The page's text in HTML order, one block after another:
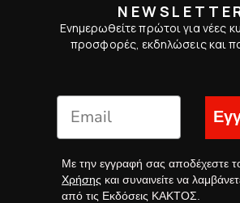
Ενημερωθείτε πρώτοι για νέες
προσφορές, εκδηλώσεις και
Με την εγγραφή σας αποδέχεστε
Χρήσης και συναινείτε να
από τις Εκδόσεις ΚΑΚΤΟΣ.